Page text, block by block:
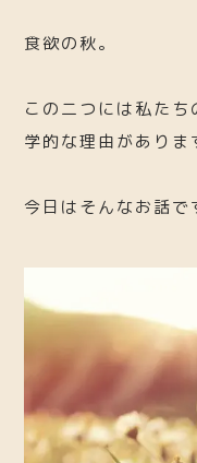
食欲の秋。
この二つには私た
学的な理由がありま
今日はそんなお話で